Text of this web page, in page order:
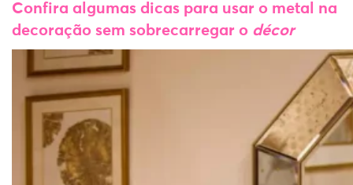
Confira algumas dicas para usar o metal na
decoração sem sobrecarregar o décor